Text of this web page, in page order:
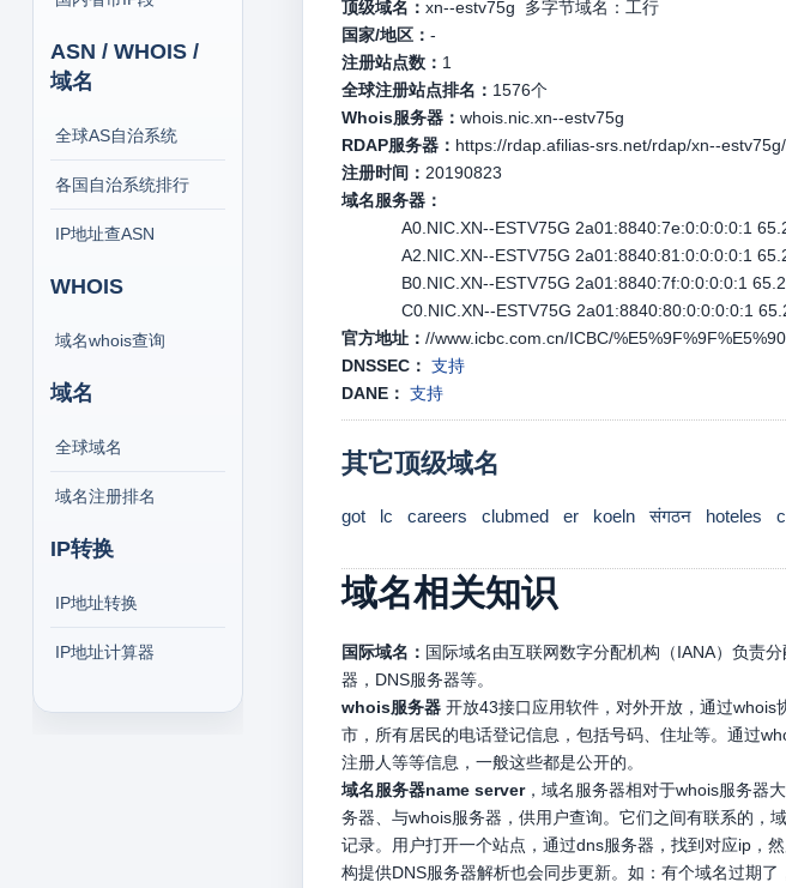
ASN / WHOIS /
域名
全球AS自治系统
各国自治系统排行
IP地址查ASN
WHOIS
域名whois查询
域名
全球域名
域名注册排名
IP转换
IP地址转换
IP地址计算器
顶级域名： xn--estv75g 多字节域名： 工行
国家/地区： -
注册站点数： 1
全球注册站点排名： 1576个
Whois服务器： whois.nic.xn--estv75g
RDAP服务器： https://rdap.afilias-srs.net/rdap/xn--estv75g/
注册时间： 20190823
域名服务器：
A0.NIC.XN--ESTV75G 2a01:8840:7e:0:0:0:0:1
A2.NIC.XN--ESTV75G 2a01:8840:81:0:0:0:0:1
B0.NIC.XN--ESTV75G 2a01:8840:7f:0:0:0:0:1
C0.NIC.XN--ESTV75G 2a01:8840:80:0:0:0:0:1
官方地址： //www.icbc.com.cn/ICBC/
DNSSEC： 支持
DANE： 支持
其它顶级域名
got lc careers clubmed er koeln संगठन hoteles
域名相关知识
国际域名： 国际域名由互联网数字分配机构（IANA）负责
器，DNS服务器等。
whois服务器开放43接口应用软件，对外开放，通过whois
市，所有居民的电话登记信息，包括号码、住址等。通过
注册人等等信息，一般这些都是公开的。
域名服务器name server，域名服务器相对于whois服务器
务器、与whois服务器，供用户查询。它们之间有联系的，
记录。用户打开一个站点，通过dns服务器，找到对应ip，
构提供DNS服务器解析也会同步更新。如：有个域名过期